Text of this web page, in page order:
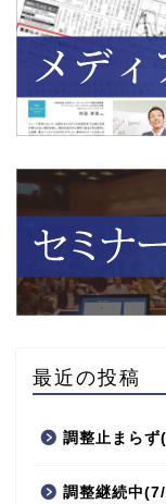
最近の投稿
調整止まらず
調整継続中